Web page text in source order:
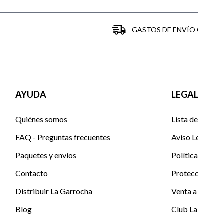
GASTOS DE ENVÍO
AYUDA
Quiénes somos
FAQ - Preguntas frecuentes
Paquetes y envíos
Contacto
Distribuir La Garrocha
Blog
LEGAL
Lista
Aviso
Venta
Club